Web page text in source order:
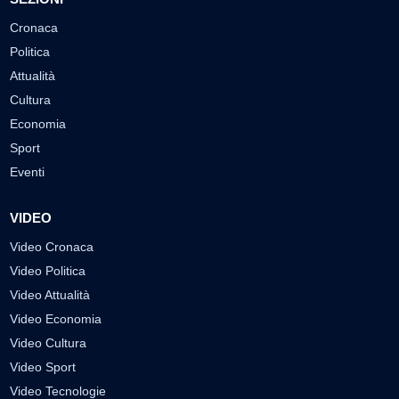
Cronaca
Politica
Attualità
Cultura
Economia
Sport
Eventi
VIDEO
Video Cronaca
Video Politica
Video Attualità
Video Economia
Video Cultura
Video Sport
Video Tecnologie